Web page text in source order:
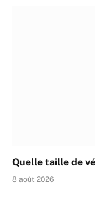
Quelle taille de
8 août 2026